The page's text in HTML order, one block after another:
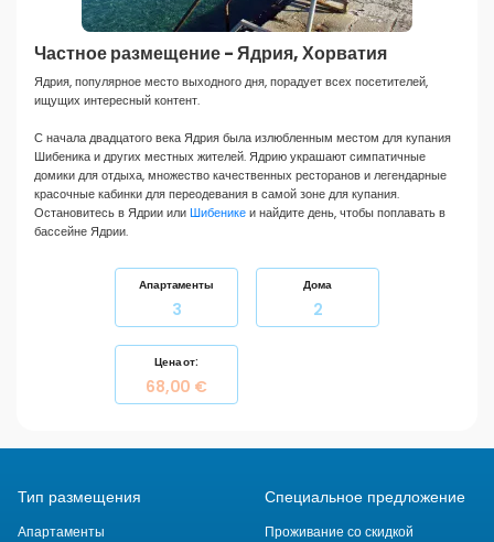
Частное размещение - Ядрия, Хорватия
Ядрия, популярное место выходного дня, порадует всех посетителей,
ищущих интересный контент.
С начала двадцатого века Ядрия была излюбленным местом для купания
Шибеника и других местных жителей. Ядрию украшают симпатичные
домики для отдыха, множество качественных ресторанов и легендарные
красочные кабинки для переодевания в самой зоне для купания.
Остановитесь в Ядрии илиШибеникеи найдите день, чтобы поплавать в
бассейне Ядрии.
Апартаменты
3
Дома
2
Цена от:
68,00 €
Тип размещения
Апартаменты
Специальное предложение
Проживание со скидкой